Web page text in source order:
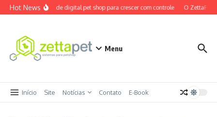
Ir para o conteúdo
Hot NewsMaturidade digital pet shop para crescer com controle O ZettaPet
Menu
Início Site Notícias Contato E-Book